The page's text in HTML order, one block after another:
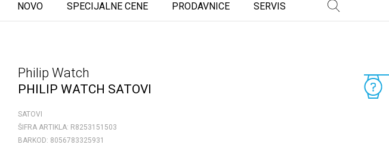
NOVO SPECIJALNE CENE PRODAVNICE SERVIS
Philip Watch
PHILIP WATCH SATOVI
SATOVI
ŠIFRA ARTIKLA: R8253151503
BARKOD: 8056783325931